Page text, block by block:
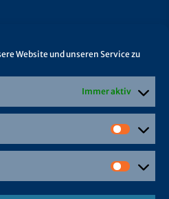
Website und unseren Service zu
Immer aktiv